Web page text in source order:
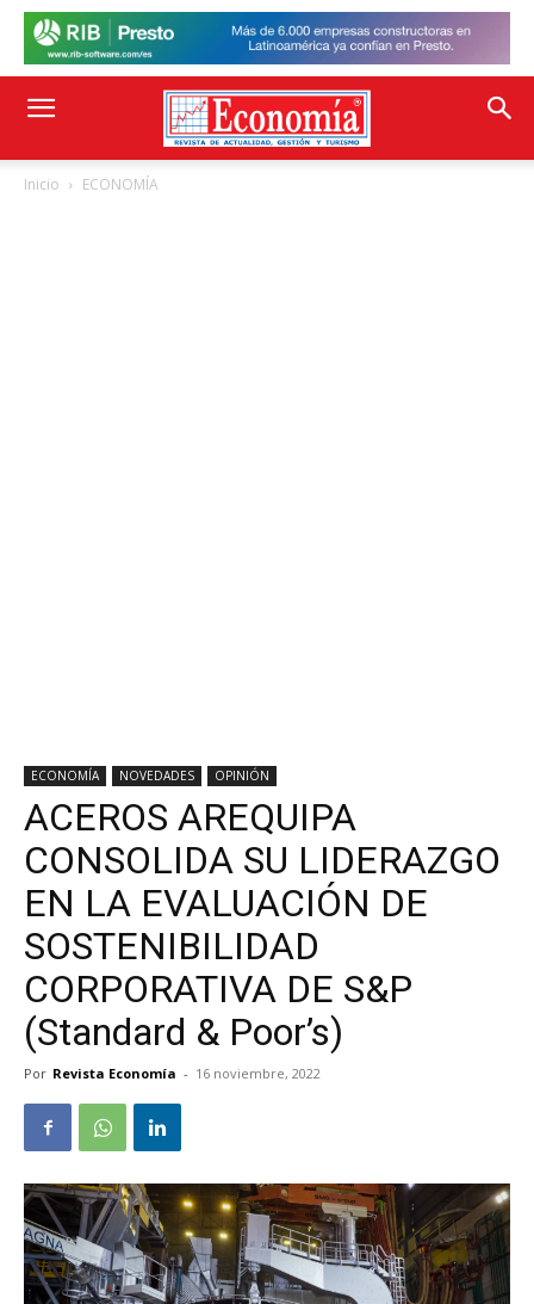
Inicio ECONOMÍA
ECONOMÍA NOVEDADES OPINIÓN
ACEROS AREQUIPA
CONSOLIDA SU LIDERAZGO
EN LA EVALUACIÓN DE
SOSTENIBILIDAD
CORPORATIVA DE S&P
(Standard & Poor’s)
Por Revista Economía - 16 noviembre, 2022